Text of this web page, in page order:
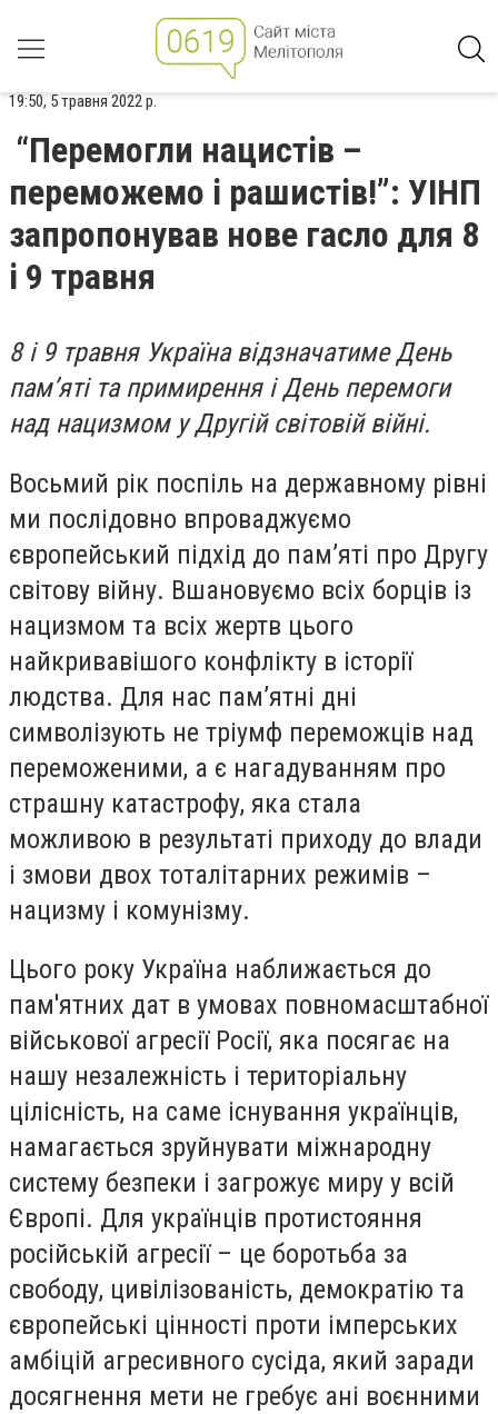
19:50, 5 травня 2022 р.
“Перемогли нацистів –
переможемо і рашистів!”: УІНП
запропонував нове гасло для 8
і 9 травня
8 і 9 травня Україна відзначатиме День
пам’яті та примирення і День перемоги
над нацизмом у Другій світовій війні.
Восьмий рік поспіль на державному рівні
ми послідовно впроваджуємо
європейський підхід до пам’яті про Другу
світову війну. Вшановуємо всіх борців із
нацизмом та всіх жертв цього
найкривавішого конфлікту в історії
людства. Для нас пам’ятні дні
символізують не тріумф переможців над
переможеними, а є нагадуванням про
страшну катастрофу, яка стала
можливою в результаті приходу до влади
і змови двох тоталітарних режимів –
нацизму і комунізму.
Цього року Україна наближається до
пам'ятних дат в умовах повномасштабної
військової агресії Росії, яка посягає на
нашу незалежність і територіальну
цілісність, на саме існування українців,
намагається зруйнувати міжнародну
систему безпеки і загрожує миру у всій
Європі. Для українців протистояння
російській агресії – це боротьба за
свободу, цивілізованість, демократію та
європейські цінності проти імперських
амбіцій агресивного сусіда, який заради
досягнення мети не гребує ані воєнними